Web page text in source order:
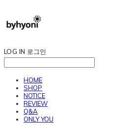
LOG IN 로그인
HOME
SHOP
NOTICE
REVIEW
Q&A
ONLY YOU